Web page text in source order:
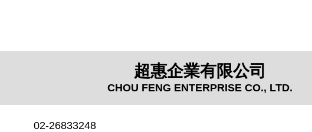
超惠企業有限公司
CHOU FENG ENTERPRISE CO., LTD.
02-26833248